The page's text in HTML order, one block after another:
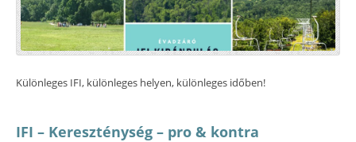
Különleges IFI, különleges helyen, különleges időben!
IFI – Kereszténység – pro & kontra